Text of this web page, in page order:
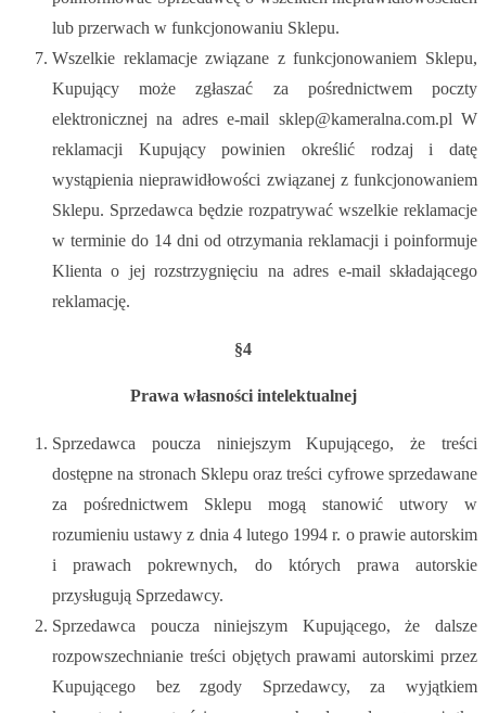
lub przerwach w funkcjonowaniu Sklepu.
Wszelkie reklamacje związane z funkcjonowaniem Sklepu,
Kupujący może zgłaszać za pośrednictwem poczty
elektronicznej na adres e-mail sklep@kameralna.com.pl W
reklamacji Kupujący powinien określić rodzaj i datę
wystąpienia nieprawidłowości związanej z funkcjonowaniem
Sklepu. Sprzedawca będzie rozpatrywać wszelkie reklamacje
w terminie do 14 dni od otrzymania reklamacji i poinformuje
Klienta o jej rozstrzygnięciu na adres e-mail składającego
reklamację.
§4
Prawa własności intelektualnej
Sprzedawca poucza niniejszym Kupującego, że treści
dostępne na stronach Sklepu oraz treści cyfrowe sprzedawane
za pośrednictwem Sklepu mogą stanowić utwory w
rozumieniu ustawy z dnia 4 lutego 1994 r. o prawie autorskim
i prawach pokrewnych, do których prawa autorskie
przysługują Sprzedawcy.
Sprzedawca poucza niniejszym Kupującego, że dalsze
rozpowszechnianie treści objętych prawami autorskimi przez
Kupującego bez zgody Sprzedawcy, za wyjątkiem